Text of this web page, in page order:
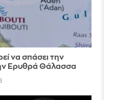
να σπάσει την
Ερυθρά Θάλασσα